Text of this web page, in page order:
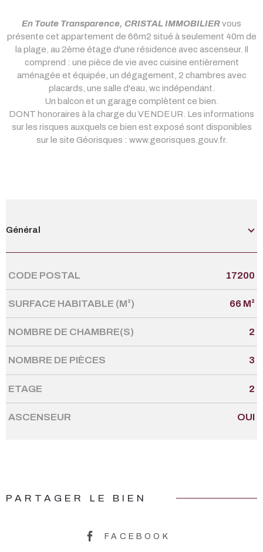
En Toute Transparence, CRISTAL IMMOBILIERvous
présente cet appartement de 66m2 situé à seulement 40m de
la plage, au 2ème étage d'une résidence avec ascenseur. Il
comprend : une pièce de vie avec cuisine entièrement
aménagée et équipée, un dégagement, 2 chambres avec
placards, une salle d'eau, wc indépendant.
Un balcon et un garage complètent ce bien.
DONT honoraires à la charge du VENDEUR. Les informations
sur les risques auxquels ce bien est exposé sont disponibles
sur le site Géorisques : www.georisques.gouv.fr.
Général
Caractérisque Valeurs
CODE POSTAL 17200
SURFACE HABITABLE (M²) 66 M²
NOMBRE DE CHAMBRE(S) 2
NOMBRE DE PIÈCES 3
ETAGE 2
ASCENSEUR OUI
PARTAGER LE BIEN
FACEBOOK